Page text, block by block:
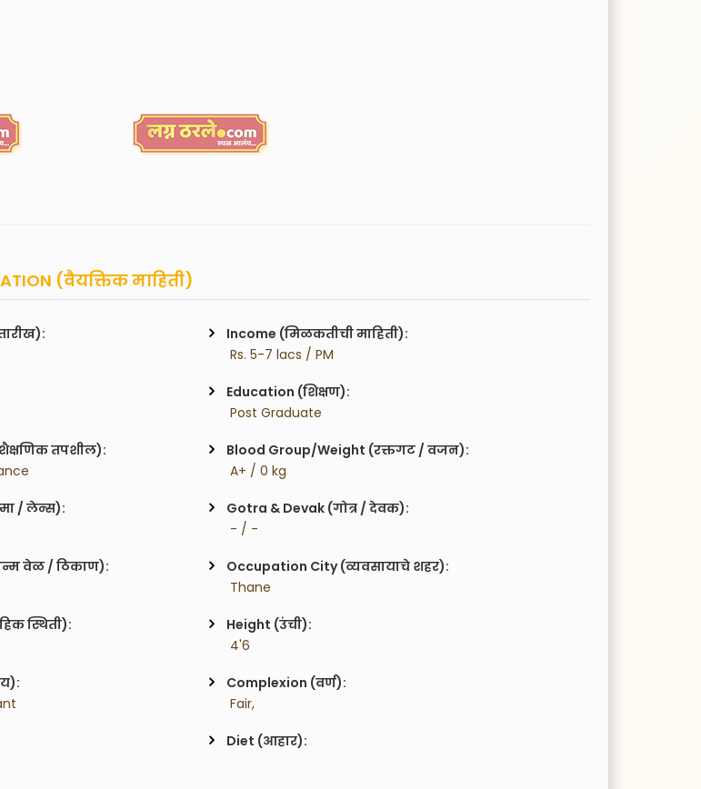
(वैयक्तिक माहिती)
Income (मिळकतीची माहिती):
Rs. 5-7 lacs / PM
Education (शिक्षण):
Post Graduate
तपशील):
Blood Group/Weight (रक्तगट / वजन):
A+ / 0 kg
/ लेन्स):
Gotra & Devak (गोत्र / देवक):
- / -
वेळ / ठिकाण):
Occupation City (व्यवसायाचे शहर):
Thane
स्थिती):
Height (उंची):
4'6
Complexion (वर्ण):
Fair,
Diet (आहार):